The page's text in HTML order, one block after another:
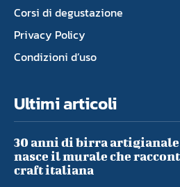
Corsi di degustazione
Privacy Policy
Condizioni d’uso
Ultimi articoli
30 anni di birra
nasce il murale che
craft italiana